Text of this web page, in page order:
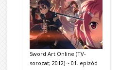
Sword Art Online (TV-
sorozat; 2012) ~ 01. epizód